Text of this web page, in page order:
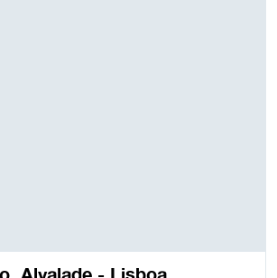
e a gerir processos complexos
Fora do trabalho sou pai, gosto de